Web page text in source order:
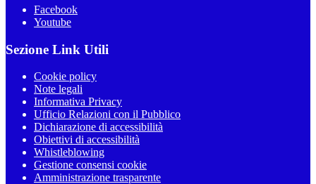
Facebook
Youtube
Sezione Link Utili
Cookie policy
Note legali
Informativa Privacy
Ufficio Relazioni con il Pubblico
Dichiarazione di accessibilità
Obiettivi di accessibilità
Whistleblowing
Gestione consensi cookie
Amministrazione trasparente